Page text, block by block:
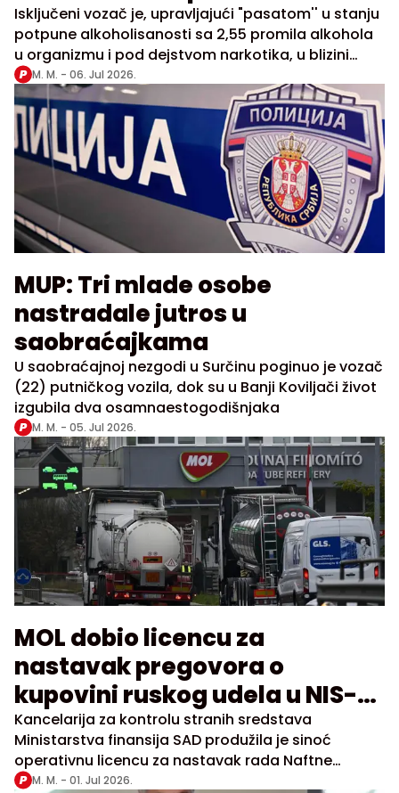
drogiran
Isključeni vozač je, upravljajući "pasatom'' u stanju
potpune alkoholisanosti sa 2,55 promila alkohola
u organizmu i pod dejstvom narkotika, u blizini
centra grada izazvao saobraćajnu nezgodu
M. M. - 06. Jul 2026.
MUP: Tri mlade osobe
nastradale jutros u
saobraćajkama
U saobraćajnoj nezgodi u Surčinu poginuo je vozač
(22) putničkog vozila, dok su u Banji Koviljači život
izgubila dva osamnaestogodišnjaka
M. M. - 05. Jul 2026.
MOL dobio licencu za
nastavak pregovora o
kupovini ruskog udela u NIS-u
do 31. jula
Kancelarija za kontrolu stranih sredstava
Ministarstva finansija SAD produžila je sinoć
operativnu licencu za nastavak rada Naftne
industrije Srbije za još 30 dana, takođe do 31. jula
M. M. - 01. Jul 2026.